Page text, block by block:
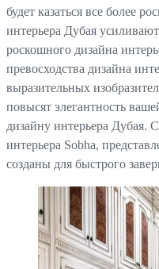
будет казаться все более
интерьера Дубая
роскошного дизайна
превосходства дизайна
выразительных
повысят элегантность
дизайну интерьера Дубая.
интерьера Sobha,
созданы для быстрого